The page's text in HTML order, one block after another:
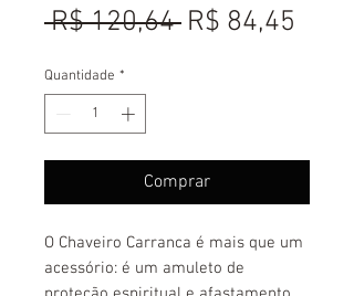
R$ 120,64 Preço
R$ 84,45
Quantidade *
Comprar
O Chaveiro Carranca é mais que um
acessório: é um amuleto de